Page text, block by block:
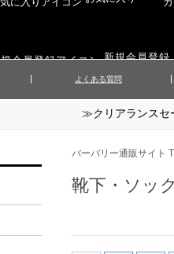
新規会員登録
▲レディーススカート
▲靴下・ソックス
▲手袋／グローブ
よくある質問
≫クリアランスセ
バーバリー通販サイト
靴下・ソッ